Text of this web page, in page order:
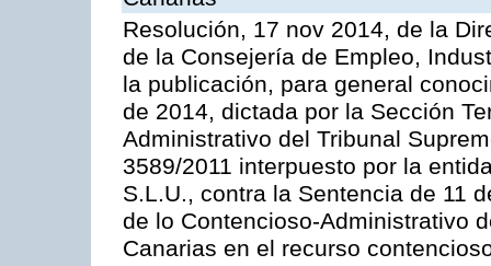
Resolución, 17 nov 2014, de la
de la Consejería de Empleo,
la publicación, para general
de 2014, dictada por la Sección
Administrativo del Tribunal
3589/2011 interpuesto por la
S.L.U., contra la Sentencia de 11
de lo Contencioso-Administrativo
Canarias en el recurso